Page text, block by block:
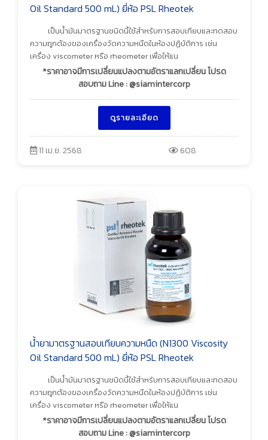
Oil Standard 500 mL) ยี่ห้อ PSL Rheotek
เป็นน้ำมันมาตรฐานชนิดนี้ใช้สำหรับการสอบเทียบและทดสอบ
ความถูกต้องของเครื่องวัดความหนืดในห้องปฏิบัติการ เช่น
เครื่อง viscometer หรือ rheometer เพื่อให้แน
*ราคาอาจมีการเปลี่ยนแปลงตามอัตราแลกเปลี่ยน โปรด
สอบถาม Line : @siamintercorp
ดูรายละเอียด
11 เม.ย. 2568 608
น้ำยามาตรฐานสอบเทียบความหนืด (N1300 Viscosity
Oil Standard 500 mL) ยี่ห้อ PSL Rheotek
เป็นน้ำมันมาตรฐานชนิดนี้ใช้สำหรับการสอบเทียบและทดสอบ
ความถูกต้องของเครื่องวัดความหนืดในห้องปฏิบัติการ เช่น
เครื่อง viscometer หรือ rheometer เพื่อให้แน
*ราคาอาจมีการเปลี่ยนแปลงตามอัตราแลกเปลี่ยน โปรด
สอบถาม Line : @siamintercorp